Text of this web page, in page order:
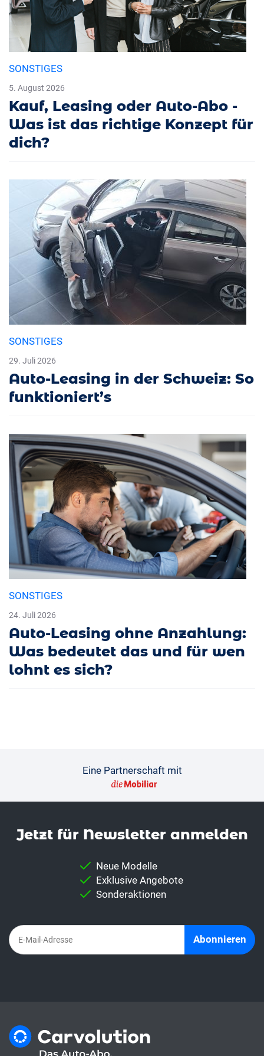
SONSTIGES
5. August 2026
Kauf, Leasing oder Auto-Abo -
Was ist das richtige Konzept für
dich?
SONSTIGES
29. Juli 2026
Auto-Leasing in der Schweiz: So
funktioniert’s
SONSTIGES
24. Juli 2026
Auto-Leasing ohne Anzahlung:
Was bedeutet das und für wen
lohnt es sich?
Eine Partnerschaft mit
Jetzt für News­letter anmelden
Neue Modelle
Exklusive Angebote
Sonderaktionen
Abonnieren